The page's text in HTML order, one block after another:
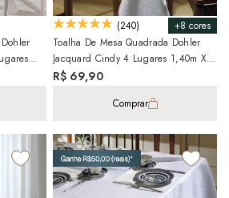
+8 cores
(240)
Toalha De Mesa Quadrada Dohler
Jacquard Cindy 4 Lugares 1,40m X
1,40m
R$ 69,90
Comprar